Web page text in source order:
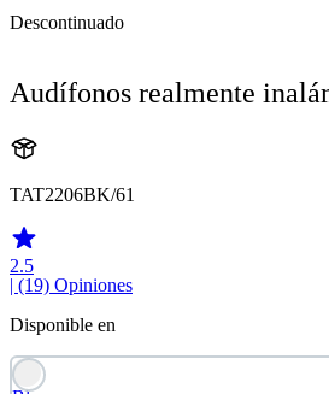
Descontinuado
Audífonos realmente
TAT2206BK/61
2.5
| (19) Opiniones
Disponible en